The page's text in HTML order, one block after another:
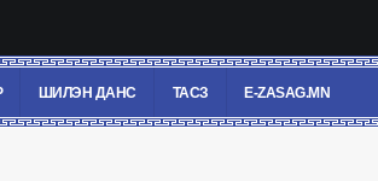
ШИЛЭН ДАНС ТАСЗ E-ZASAG.MN